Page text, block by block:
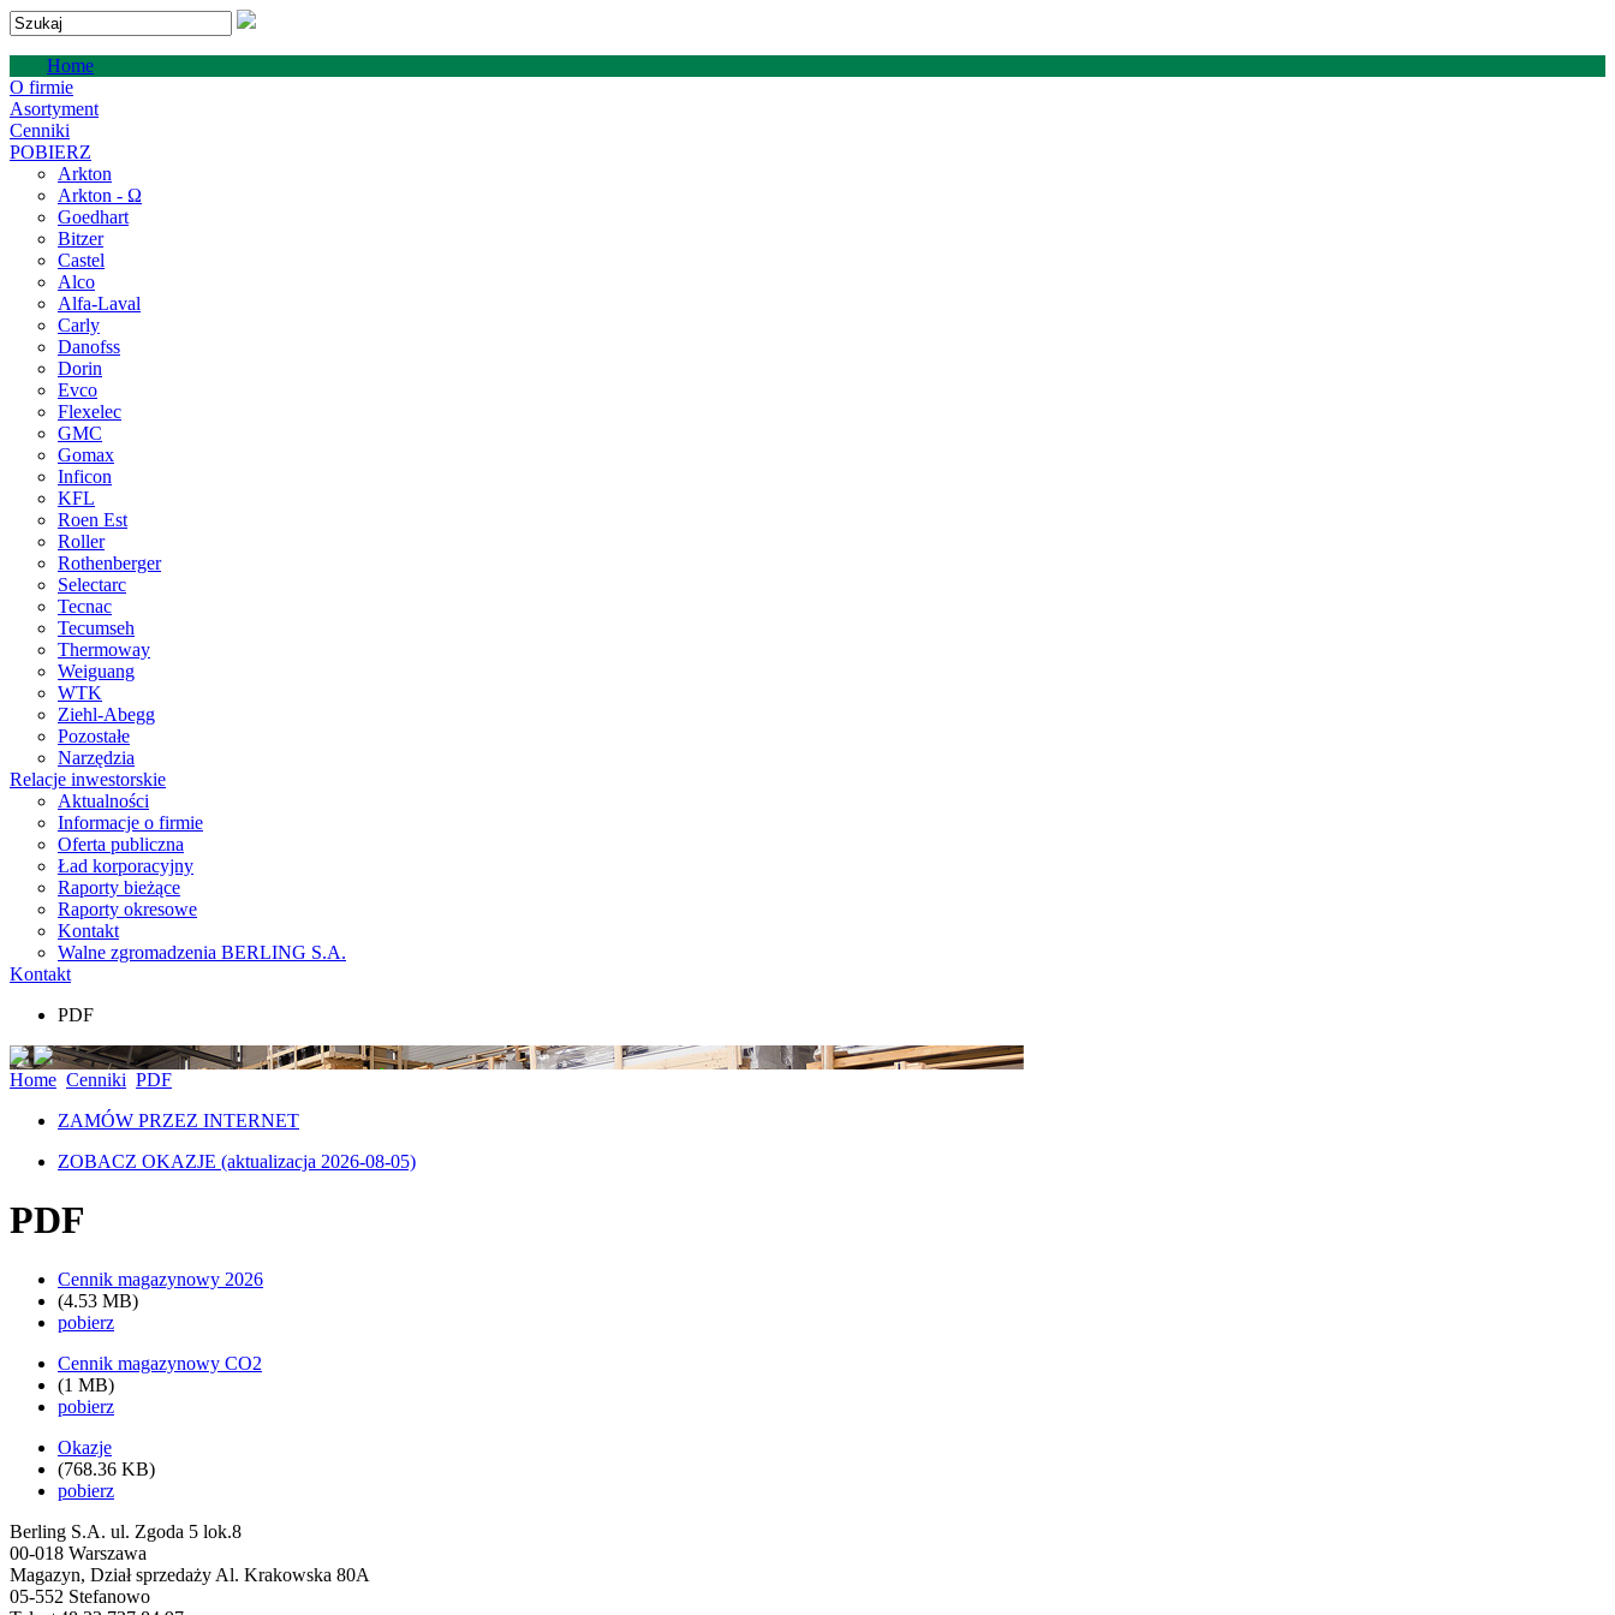
Home
O firmie
Asortyment
Cenniki
POBIERZ
Arkton
Arkton - Ω
Goedhart
Bitzer
Castel
Alco
Alfa-Laval
Carly
Danofss
Dorin
Evco
Flexelec
GMC
Gomax
Inficon
KFL
Roen Est
Roller
Rothenberger
Selectarc
Tecnac
Tecumseh
Thermoway
Weiguang
WTK
Ziehl-Abegg
Pozostałe
Narzędzia
Relacje inwestorskie
Aktualności
Informacje o firmie
Oferta publiczna
Ład korporacyjny
Raporty bieżące
Raporty okresowe
Kontakt
Walne zgromadzenia BERLING S.A.
Kontakt
PDF
Home Cenniki PDF
ZAMÓW PRZEZ INTERNET
ZOBACZ OKAZJE (aktualizacja 2026-08-05)
PDF
Cennik magazynowy 2026
(4.53 MB)
pobierz
Cennik magazynowy CO2
(1 MB)
pobierz
Okazje
(768.36 KB)
pobierz
Berling S.A. ul. Zgoda 5 lok.8
00-018 Warszawa
Magazyn, Dział sprzedaży Al. Krakowska 80A
05-552 Stefanowo